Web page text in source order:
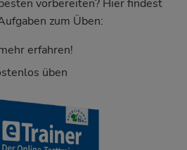
vorbereiten? Hier findest
zum Üben:
erfahren!
üben